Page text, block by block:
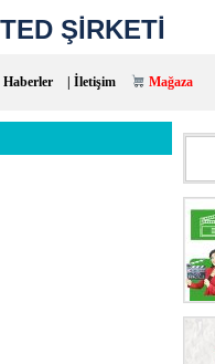
ŞİRKETİ
| Haberler | İletişim Mağaza